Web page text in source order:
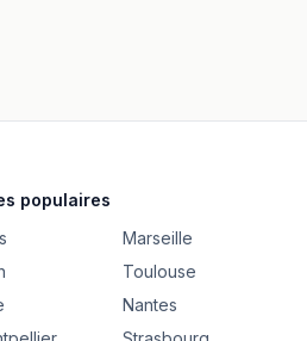
populaires
Marseille
Toulouse
Nantes